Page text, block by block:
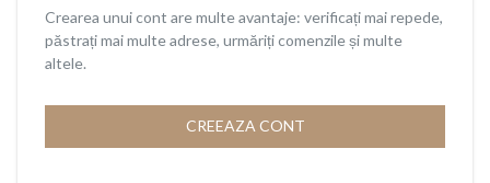
Crearea unui cont are multe avantaje: verificați mai repede,
păstrați mai multe adrese, urmăriți comenzile și multe
altele.
CREEAZA CONT